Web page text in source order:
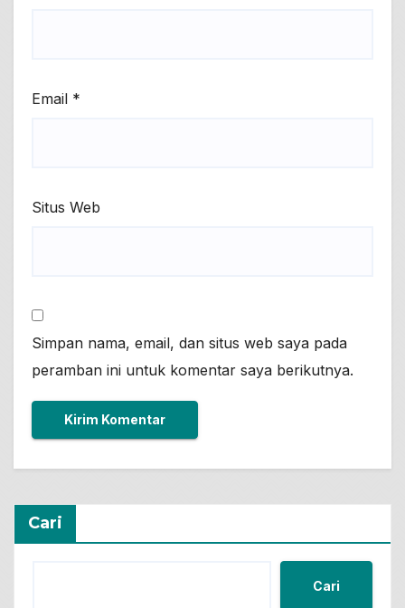
Email *
Situs Web
Simpan nama, email, dan situs web saya pada
peramban ini untuk komentar saya berikutnya.
Cari
Cari